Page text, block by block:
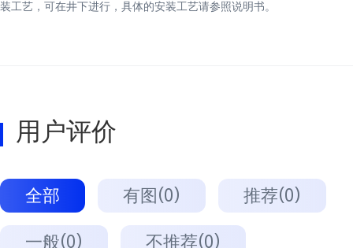
装工艺，可在井下进行，具体的安装工艺请参照说明书。
用户评价
全部 有图(0) 推荐(0)
一般(0) 不推荐(0)